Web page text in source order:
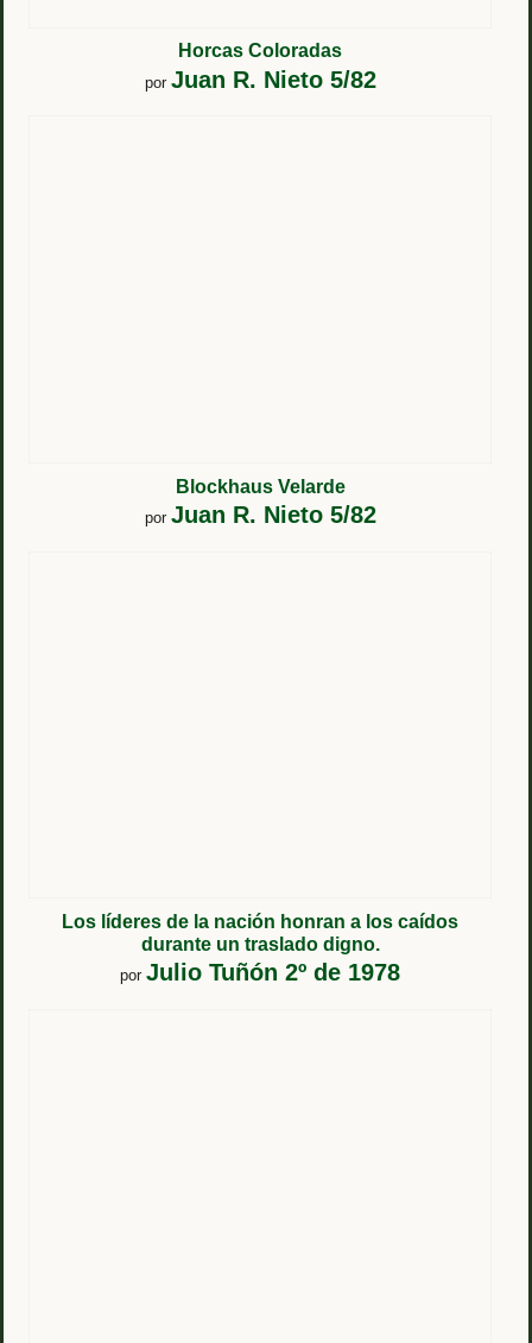
Horcas Coloradas
por Juan R. Nieto 5/82
Blockhaus Velarde
por Juan R. Nieto 5/82
Los líderes de la nación honran a los caídos
durante un traslado digno.
por Julio Tuñón 2º de 1978